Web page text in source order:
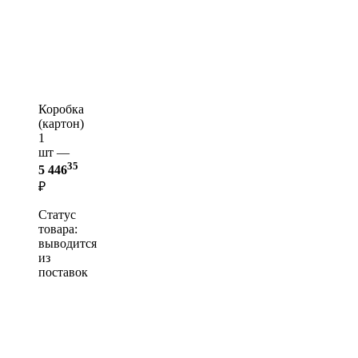
Коробка
(картон)
1
шт —
5 44635
₽
Статус
товара:
выводится
из
поставок